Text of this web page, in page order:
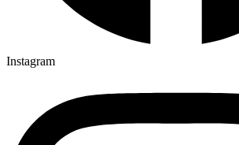
Instagram